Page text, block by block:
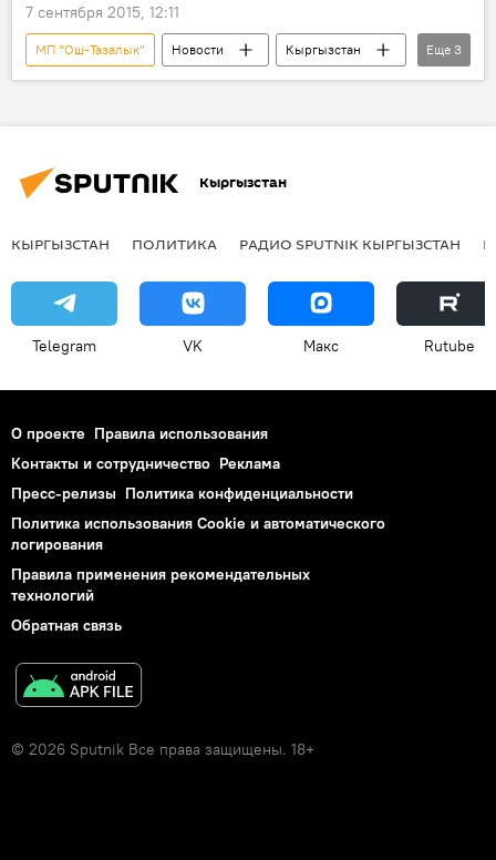
7 сентября 2015, 12:11
МП "Ош-Тазалык" Новости
Кыргызстан
Общество
Ош мусор
Еще 3
Кыргызстан
КЫРГЫЗСТАН ПОЛИТИКА РАДИО SPUTNIK КЫРГЫЗСТАН
Telegram VK Макс Rutube
О проекте Правила использования
Контакты и сотрудничество Реклама
Пресс-релизы Политика конфиденциальности
Политика использования Cookie и автоматического
логирования
Правила применения рекомендательных
технологий
Обратная связь
© 2026 Sputnik Все права защищены. 18+